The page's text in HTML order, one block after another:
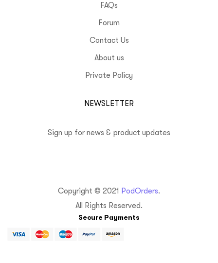
FAQs
Forum
Contact Us
About us
Private Policy
NEWSLETTER
Sign up for news & product updates
Copyright © 2021 PodOrders.
All Rights Reserved.
Secure Payments